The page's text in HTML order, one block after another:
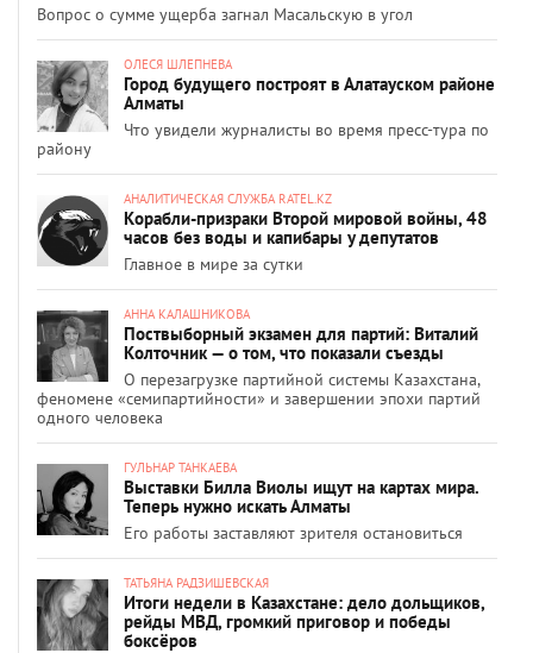
Вопрос о сумме ущерба загнал Масальскую в угол
ОЛЕСЯ ШЛЕПНЕВА
Город будущего построят в Алатауском районе
Алматы
Что увидели журналисты во время пресс-тура по
району
АНАЛИТИЧЕСКАЯ СЛУЖБА RATEL.KZ
Корабли-призраки Второй мировой войны, 48
часов без воды и капибары у депутатов
Главное в мире за сутки
АННА КАЛАШНИКОВА
Поствыборный экзамен для партий: Виталий
Колточник — о том, что показали съезды
О перезагрузке партийной системы Казахстана,
феномене «семипартийности» и завершении эпохи партий
одного человека
ГУЛЬНАР ТАНКАЕВА
Выставки Билла Виолы ищут на картах мира.
Теперь нужно искать Алматы
Его работы заставляют зрителя остановиться
ТАТЬЯНА РАДЗИШЕВСКАЯ
Итоги недели в Казахстане: дело дольщиков,
рейды МВД, громкий приговор и победы
боксёров